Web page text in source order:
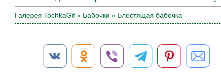
Галерея TochkaGif » Бабочки » Блестящая бабочка